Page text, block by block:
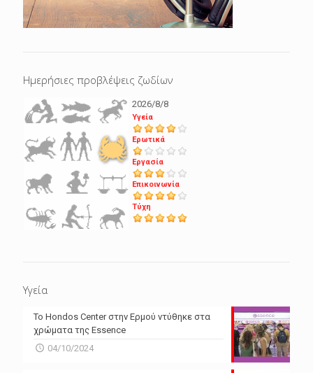
Ημερήσιες προβλέψεις ζωδίων
2026/8/8
Υγεία
Ερωτικά
Εργασία
Επικοινωνία
Τύχη
Υγεία
Το Hondos Center στην Ερμού ντύθηκε στα
χρώματα της Essence
04/10/2024